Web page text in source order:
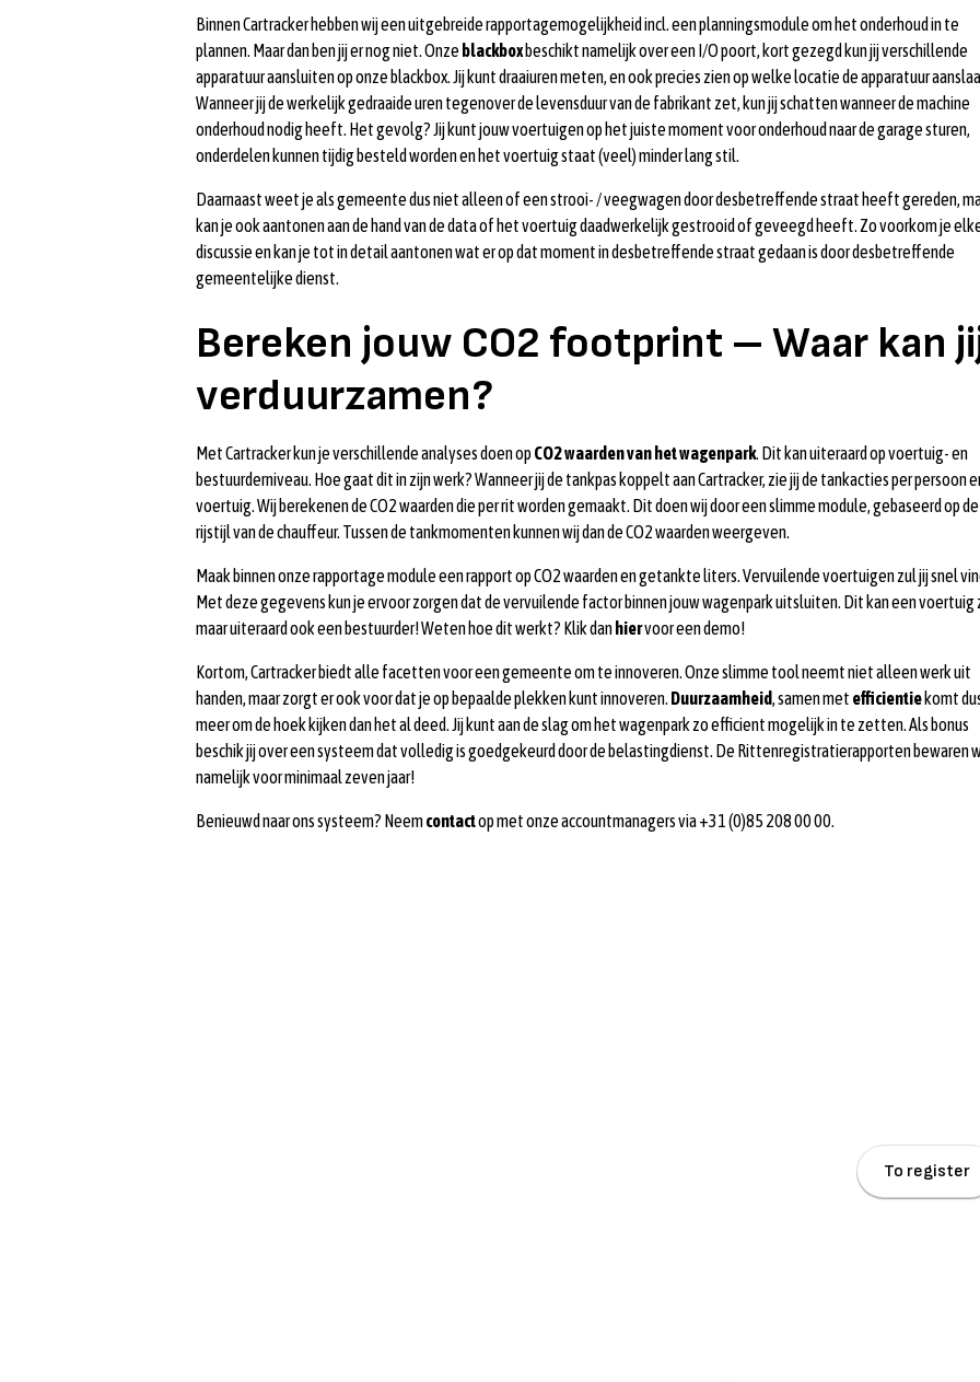
Binnen Cartracker hebben wij een uitgebreide rapportagemogelijkheid incl. een planningsmodule om het onderhoud in te
plannen. Maar dan ben jij er nog niet. Onze blackbox beschikt namelijk over een I/O poort, kort gezegd kun jij verschillende
apparatuur aansluiten op onze blackbox. Jij kunt draaiuren meten, en ook precies zien op welke locatie de apparatuur
Wanneer jij de werkelijk gedraaide uren tegenover de levensduur van de fabrikant zet, kun jij schatten wanneer de machine
onderhoud nodig heeft. Het gevolg? Jij kunt jouw voertuigen op het juiste moment voor onderhoud naar de garage sturen,
onderdelen kunnen tijdig besteld worden en het voertuig staat (veel) minder lang stil.
Daarnaast weet je als gemeente dus niet alleen of een strooi- / veegwagen door desbetreffende straat heeft gereden,
kan je ook aantonen aan de hand van de data of het voertuig daadwerkelijk gestrooid of geveegd heeft. Zo voorkom je
discussie en kan je tot in detail aantonen wat er op dat moment in desbetreffende straat gedaan is door desbetreffende
gemeentelijke dienst.
Bereken jouw CO2 footprint – Waar kan
verduurzamen?
Met Cartracker kun je verschillende analyses doen op CO2 waarden van het wagenpark. Dit kan uiteraard op voertuig- en
bestuurderniveau. Hoe gaat dit in zijn werk? Wanneer jij de tankpas koppelt aan Cartracker, zie jij de tankacties per persoon
voertuig. Wij berekenen de CO2 waarden die per rit worden gemaakt. Dit doen wij door een slimme module, gebaseerd op de
rijstijl van de chauffeur. Tussen de tankmomenten kunnen wij dan de CO2 waarden weergeven.
Maak binnen onze rapportage module een rapport op CO2 waarden en getankte liters. Vervuilende voertuigen zul jij snel
Met deze gegevens kun je ervoor zorgen dat de vervuilende factor binnen jouw wagenpark uitsluiten. Dit kan een voertuig
maar uiteraard ook een bestuurder! Weten hoe dit werkt? Klik danhiervoor een demo!
Kortom, Cartracker biedt alle facetten voor een gemeente om te innoveren. Onze slimme tool neemt niet alleen werk uit
handen, maar zorgt er ook voor dat je op bepaalde plekken kunt innoveren. Duurzaamheid, samen met efficientie komt
meer om de hoek kijken dan het al deed. Jij kunt aan de slag om het wagenpark zo efficient mogelijk in te zetten. Als bonus
beschik jij over een systeem dat volledig is goedgekeurd door de belastingdienst. De Rittenregistratierapporten bewaren
namelijk voor minimaal zeven jaar!
Benieuwd naar ons systeem? Neemcontactop met onze accountmanagers via +31 (0)85 208 00 00.